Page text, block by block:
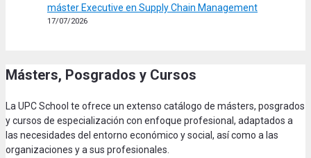
máster Executive en Supply Chain Management
17/07/2026
Másters, Posgrados y Cursos
La UPC School te ofrece un extenso catálogo de másters, posgrados
y cursos de especialización con enfoque profesional, adaptados a
las necesidades del entorno económico y social, así como a las
organizaciones y a sus profesionales.